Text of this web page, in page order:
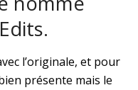
l’originale, et pour
présente mais le